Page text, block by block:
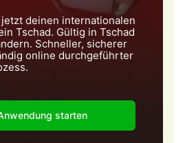
deinen internationalen
Tschad. Gültig in Tschad
Schneller, sicherer
online durchgeführter
starten